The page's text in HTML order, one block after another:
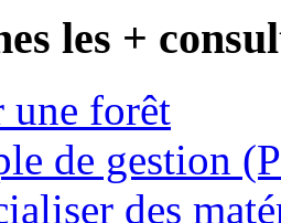
les +
une forêt
de gestion
des